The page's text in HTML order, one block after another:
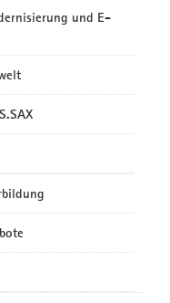
und E-